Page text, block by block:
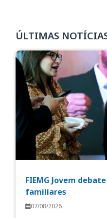
ÚLTIMAS
FIEMG Jovem
familiares
07/08/2026